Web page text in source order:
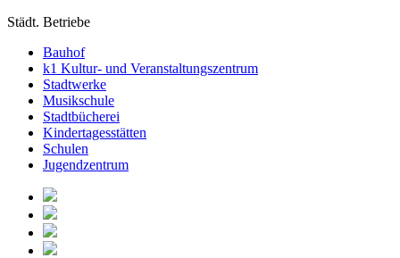
Städt. Betriebe
Bauhof
k1 Kultur- und Veranstaltungszentrum
Stadtwerke
Musikschule
Stadtbücherei
Kindertagesstätten
Schulen
Jugendzentrum